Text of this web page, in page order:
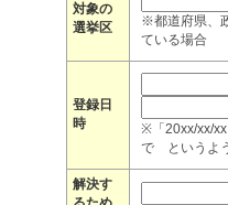
対象の
選挙区
※都道府県、
ている場合
登録日
時
※「20xx/xx/
で というよ
解決す